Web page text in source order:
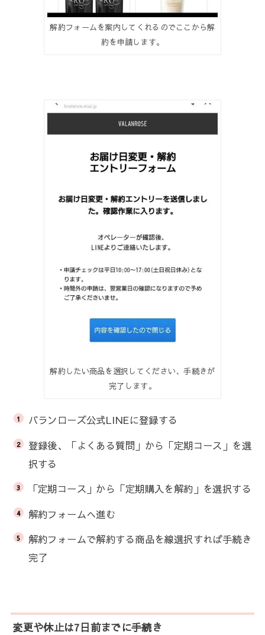
解約フォームを案内してくれるのでここから解
約を申請します。
解約したい商品を選択してください、手続きが
完了します。
バランローズ公式LINEに登録する
登録後、「よくある質問」から「定期コース」を選
択する
「定期コース」から「定期購入を解約」を選択する
解約フォームへ進む
解約フォームで解約する商品を線選択すれば手続き
完了
変更や休止は7日前までに手続き